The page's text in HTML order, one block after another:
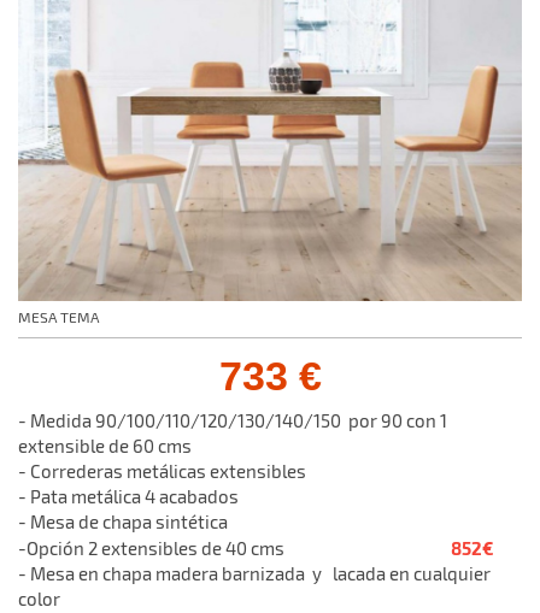
MESA TEMA
733 €
- Medida 90/100/110/120/130/140/150 por 90 con 1
extensible de 60 cms
- Correderas metálicas extensibles
- Pata metálica 4 acabados
- Mesa de chapa sintética
-Opción 2 extensibles de 40 cms 852€
- Mesa en chapa madera barnizada y lacada en cualquier
color